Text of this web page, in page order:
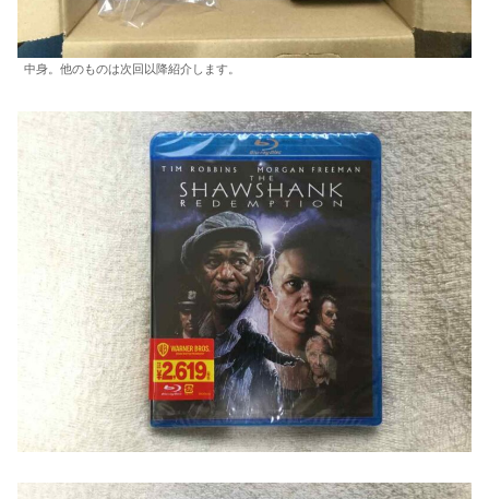
中身。他のものは次回以降紹介します。